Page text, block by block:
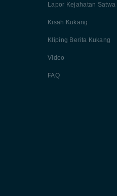
Lapor Kejahatan Satwa
Kisah Kukang
Kliping Berita Kukang
Video
FAQ